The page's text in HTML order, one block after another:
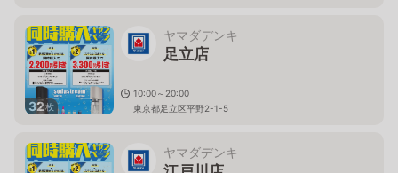
32枚
ヤマダデンキ
足立店
10:00～20:00
東京都足立区平野2-1-5
ヤマダデンキ